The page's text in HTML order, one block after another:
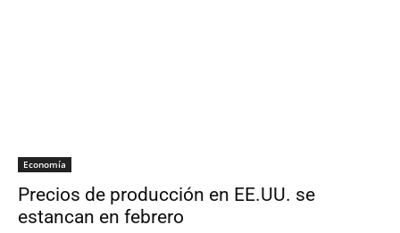
Economía
Precios de producción en EE.UU. se
estancan en febrero